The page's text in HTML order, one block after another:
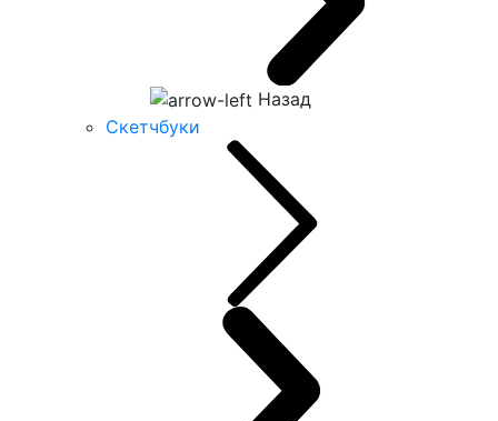
Назад
Скетчбуки